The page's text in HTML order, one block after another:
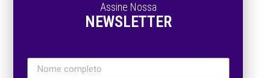
Assine Nossa
NEWSLETTER